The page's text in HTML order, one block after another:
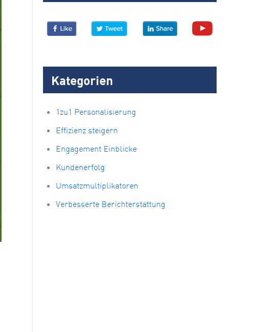
Kategorien
1zu1 Personalisierung
Effizienz steigern
Engagement Einblicke
Kundenerfolg
Umsatzmultiplikatoren
Verbesserte Berichterstattung